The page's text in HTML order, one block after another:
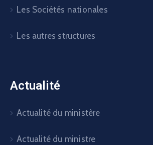
Les Sociétés nationales
Les autres structures
Actualité
Actualité du ministère
Actualité du ministre